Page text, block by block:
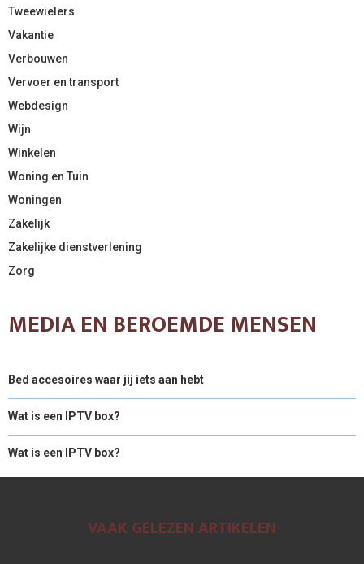
Tweewielers
Vakantie
Verbouwen
Vervoer en transport
Webdesign
Wijn
Winkelen
Woning en Tuin
Woningen
Zakelijk
Zakelijke dienstverlening
Zorg
MEDIA EN BEROEMDE MENSEN
Bed accesoires waar jij iets aan hebt
Wat is een IPTV box?
Wat is een IPTV box?
VAAK GELEZEN ARTIKELEN